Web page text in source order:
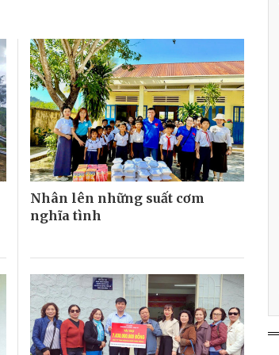
Nhân lên những suất cơm
nghĩa tình